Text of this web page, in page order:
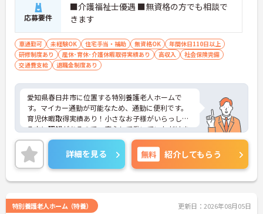
応募要件
■介護福祉士優遇 ■無資格の方でも相談で
きます
車通勤可 未経験OK 住宅手当・補助 無資格OK
年間休日110日以上
研修制度あり
産休･育休･介護休暇取得実績あり 高収入
社会保険完備
交通費支給
退職金制度あり
愛知県春日井市に位置する特別養護老人ホームで
す。マイカー通勤が可能なため、通勤に便利です。
育児休暇取得実績あり！小さなお子様がいらっしゃ
る方に理解があるので、安心して働いていただけま
す。
また、年間休日110日以上で残業時間はほとんど発
生しません。自分の時間を大切にしたい方にぴった
りです。プライベートとメリハリをつけて勤務でき
ます。
ントをお伝えしますのでお気軽にお問い合わせくだ
詳細を見る 無料 紹介してもらう
特別養護老人ホーム（特養） 更新日：2026年08月05日